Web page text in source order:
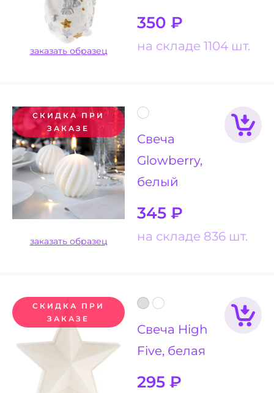
350 ₽
на складе 1104 шт.
заказать образец
СКИДКА ПРИ
ЗАКАЗЕ
Свеча
Glowberry,
белый
345 ₽
на складе 836 шт.
заказать образец
СКИДКА ПРИ
ЗАКАЗЕ
Свеча High
Five, белая
295 ₽